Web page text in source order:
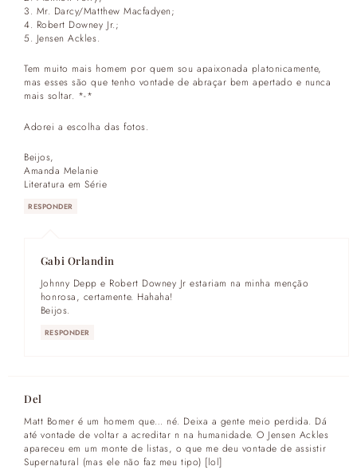
3. Mr. Darcy/Matthew Macfadyen;
4. Robert Downey Jr.;
5. Jensen Ackles.
Tem muito mais homem por quem sou apaixonada platonicamente,
mas esses são que tenho vontade de abraçar bem apertado e nunca
mais soltar. *-*
Adorei a escolha das fotos.
Beijos,
Amanda Melanie
Literatura em Série
RESPONDER
Gabi Orlandin
Johnny Depp e Robert Downey Jr estariam na minha menção
honrosa, certamente. Hahaha!
Beijos.
RESPONDER
Del
Matt Bomer é um homem que… né. Deixa a gente meio perdida. Dá
até vontade de voltar a acreditar n na humanidade. O Jensen Ackles
apareceu em um monte de listas, o que me deu vontade de assistir
Supernatural (mas ele não faz meu tipo) [lol]